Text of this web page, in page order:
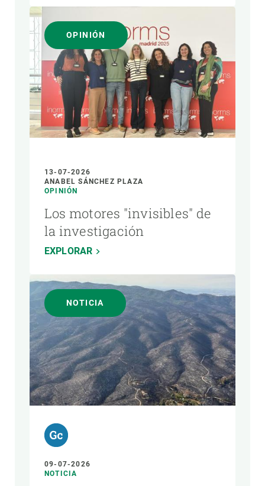
OPINIÓN
13-07-2026
ANABEL SÁNCHEZ PLAZA
OPINIÓN
Los motores "invisibles" de
la investigación
EXPLORAR
NOTICIA
09-07-2026
NOTICIA